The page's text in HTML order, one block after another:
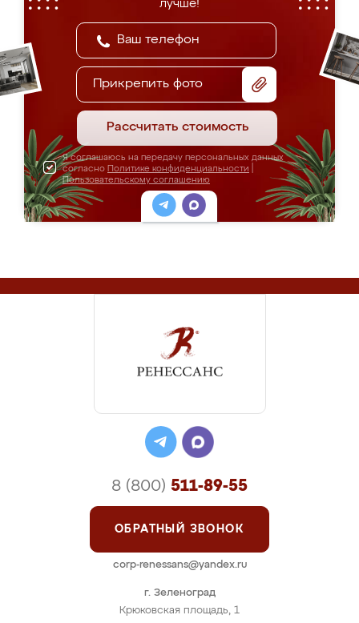
лучше!
Прикрепить фото
Рассчитать стоимость
Я соглашаюсь на передачу персональных данных
согласно Политике конфиденциальности
Пользовательскому соглашению
г. Зеленоград
Крюковская площадь, 1
8 (800) 511-89-55
ОБРАТНЫЙ ЗВОНОК
corp-renessans@yandex.ru